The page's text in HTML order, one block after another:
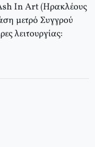
In Art (Ηρακλέους
μετρό Συγγρού
λειτουργίας: